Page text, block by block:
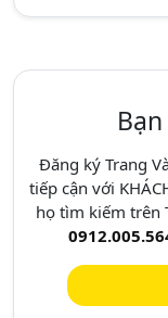
Đăng ký Trang
tiếp cận với
họ tìm kiếm trên